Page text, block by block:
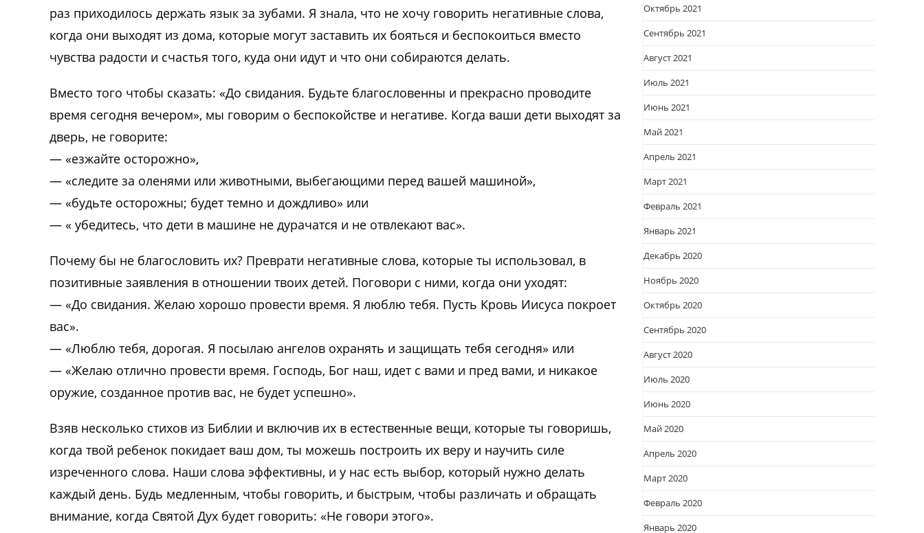
раз приходилось держать язык за зубами. Я знала, что не хочу говорить негативные слова,
когда они выходят из дома, которые могут заставить их бояться и беспокоиться вместо
чувства радости и счастья того, куда они идут и что они собираются делать.
Вместо того чтобы сказать: «До свидания. Будьте благословенны и прекрасно проводите
время сегодня вечером», мы говорим о беспокойстве и негативе. Когда ваши дети выходят за
дверь, не говорите:
— «езжайте осторожно»,
— «следите за оленями или животными, выбегающими перед вашей машиной»,
— «будьте осторожны; будет темно и дождливо» или
— « убедитесь, что дети в машине не дурачатся и не отвлекают вас».
Почему бы не благословить их? Преврати негативные слова, которые ты использовал, в
позитивные заявления в отношении твоих детей. Поговори с ними, когда они уходят:
— «До свидания. Желаю хорошо провести время. Я люблю тебя. Пусть Кровь Иисуса покроет
вас».
— «Люблю тебя, дорогая. Я посылаю ангелов охранять и защищать тебя сегодня» или
— «Желаю отлично провести время. Господь, Бог наш, идет с вами и пред вами, и никакое
оружие, созданное против вас, не будет успешно».
Взяв несколько стихов из Библии и включив их в естественные вещи, которые ты говоришь,
когда твой ребенок покидает ваш дом, ты можешь построить их веру и научить силе
изреченного слова. Наши слова эффективны, и у нас есть выбор, который нужно делать
каждый день. Будь медленным, чтобы говорить, и быстрым, чтобы различать и обращать
внимание, когда Святой Дух будет говорить: «Не говори этого».
Октябрь 2021
Сентябрь 2021
Август 2021
Июль 2021
Июнь 2021
Май 2021
Апрель 2021
Март 2021
Февраль 2021
Январь 2021
Декабрь 2020
Ноябрь 2020
Октябрь 2020
Сентябрь 2020
Август 2020
Июль 2020
Июнь 2020
Май 2020
Апрель 2020
Март 2020
Февраль 2020
Январь 2020